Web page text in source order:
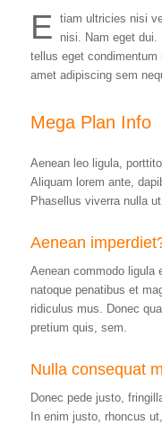
E tiam ultricies nisi
nisi. Nam eget dui.
tellus eget
amet adipiscing sem
Mega Plan Info
Aenean leo ligula,
Aliquam lorem ante,
Phasellus viverra nulla
Aenean
Aenean commodo ligula
natoque penatibus et
ridiculus mus. Donec
pretium quis, sem.
Nulla consequat
Donec pede justo,
In enim justo, rhoncus